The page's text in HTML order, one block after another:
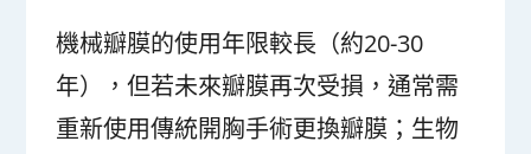
機械瓣膜的使用年限較長（約20-30
年），但若未來瓣膜再次受損，通常需
重新使用傳統開胸手術更換瓣膜；生物